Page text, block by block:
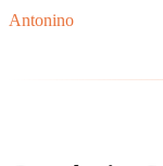
Antonino